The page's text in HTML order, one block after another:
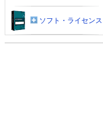
ソフト・ライセンス